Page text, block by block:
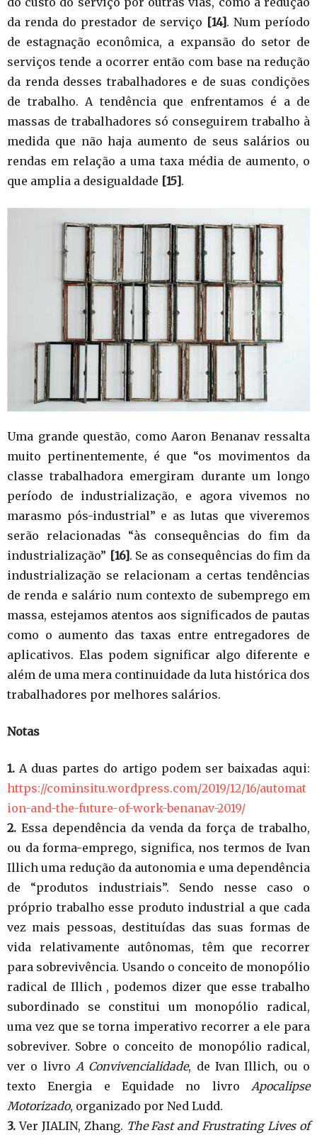
da renda do prestador de serviço [14]. Num período
de estagnação econômica, a expansão do setor de
serviços tende a ocorrer então com base na redução
da renda desses trabalhadores e de suas condições
de trabalho. A tendência que enfrentamos é a de
massas de trabalhadores só conseguirem trabalho à
medida que não haja aumento de seus salários ou
rendas em relação a uma taxa média de aumento, o
que amplia a desigualdade [15].
Uma grande questão, como Aaron Benanav ressalta
muito pertinentemente, é que “os movimentos da
classe trabalhadora emergiram durante um longo
período de industrialização, e agora vivemos no
marasmo pós-industrial” e as lutas que viveremos
serão relacionadas “às consequências do fim da
industrialização” [16]. Se as consequências do fim da
industrialização se relacionam a certas tendências
de renda e salário num contexto de subemprego em
massa, estejamos atentos aos significados de pautas
como o aumento das taxas entre entregadores de
aplicativos. Elas podem significar algo diferente e
além de uma mera continuidade da luta histórica dos
trabalhadores por melhores salários.
Notas
1. A duas partes do artigo podem ser baixadas aqui:
https://cominsitu.wordpress.com/2019/12/16/automat
ion-and-the-future-of-work-benanav-2019/
2. Essa dependência da venda da força de trabalho,
ou da forma-emprego, significa, nos termos de Ivan
Illich uma redução da autonomia e uma dependência
de “produtos industriais”. Sendo nesse caso o
próprio trabalho esse produto industrial a que cada
vez mais pessoas, destituídas das suas formas de
vida relativamente autônomas, têm que recorrer
para sobrevivência. Usando o conceito de monopólio
radical de Illich , podemos dizer que esse trabalho
subordinado se constitui um monopólio radical,
uma vez que se torna imperativo recorrer a ele para
sobreviver. Sobre o conceito de monopólio radical,
ver o livro A Convivencialidade, de Ivan Illich, ou o
texto Energia e Equidade no livro Apocalipse
Motorizado, organizado por Ned Ludd.
3. Ver JIALIN, Zhang. The Fast and Frustrating Lives of